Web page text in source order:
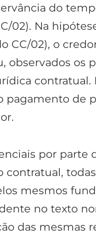
do
02). Na
CC/02), o
observados os
contratual.
pagamento de
por parte
mesmos
no texto
das mesmas